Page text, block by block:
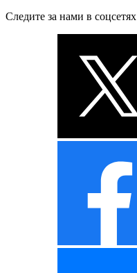
Следите за нами в соцсетях